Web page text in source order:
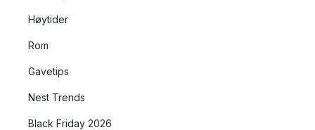
Høytider
Rom
Gavetips
Nest Trends
Black Friday 2026